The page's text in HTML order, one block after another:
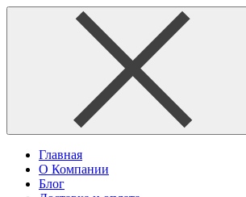
Главная
О Компании
Блог